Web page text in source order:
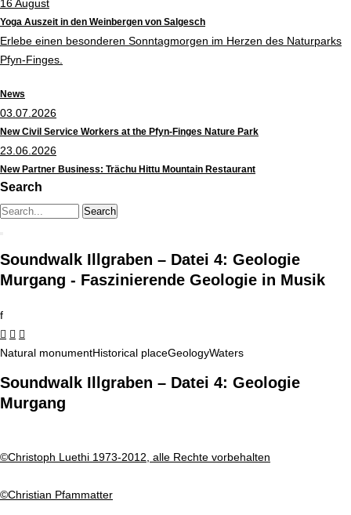
16August
Yoga Auszeit in den Weinbergen von Salgesch
Erlebe einen besonderen Sonntagmorgen im Herzen des Naturparks
Pfyn-Finges.
News
03.07.2026
New Civil Service Workers at the Pfyn-Finges Nature Park
23.06.2026
New Partner Business: Trächu Hittu Mountain Restaurant
Search
Search string (at lest 3 signs)
Soundwalk Illgraben – Datei 4: Geologie
Murgang - Faszinierende Geologie in Musik
f
  
Natural monumentHistorical placeGeologyWaters
Soundwalk Illgraben – Datei 4: Geologie
Murgang
©Christoph Luethi 1973-2012, alle Rechte vorbehalten
©Christian Pfammatter